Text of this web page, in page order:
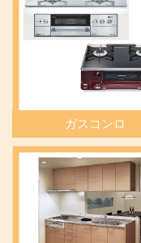
ガスコンロ